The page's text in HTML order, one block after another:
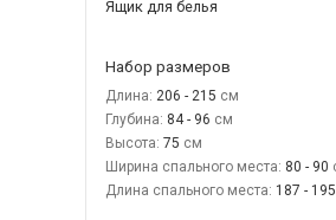
Ящик для белья
Набор размеров
Длина: 206 - 215
Глубина: 84 - 96
Высота: 75
Ширина спального места: 80 - 90
Длина спального места: 187 - 195